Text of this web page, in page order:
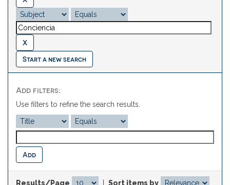
Start a new search
Add filters:
Use filters to refine the search results.
Results/Page
Sort items by